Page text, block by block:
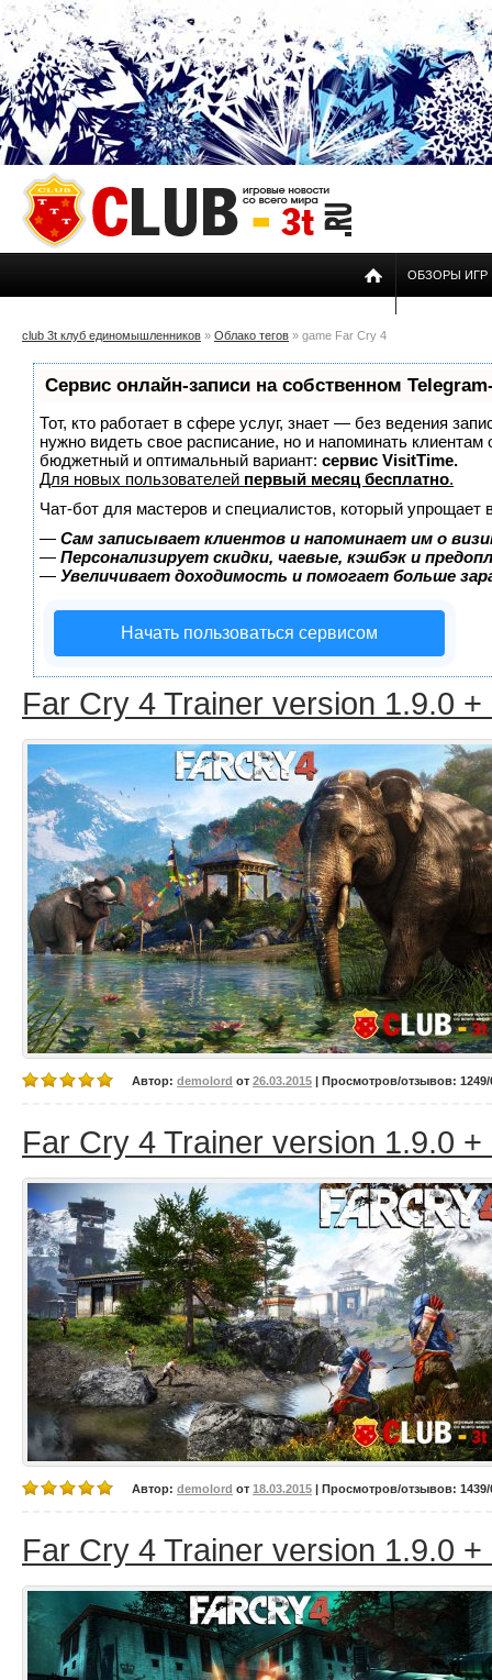
ОБЗОРЫ ИГР
club 3t клуб единомышленников » Облако тегов » game Far Cry 4
Сервис онлайн-записи на собственном
Тот, кто работает в сфере услуг, знает — без ведения
нужно видеть свое расписание, но и напоминать
бюджетный и оптимальный вариант: сервис VisitTime.
Для новых пользователей первый месяц бесплатно.
Чат-бот для мастеров и специалистов, который упрощает
— Сам записывает клиентов и напоминает им о
— Персонализирует скидки, чаевые, кэшбэк и
— Увеличивает доходимость и помогает больше
Начать пользоваться сервисом
Far Cry 4 Trainer version 1.9.0 +
Автор: demolord от 26.03.2015 | Просмотров/отзывов: 1249/
Far Cry 4 Trainer version 1.9.0 +
Автор: demolord от 18.03.2015 | Просмотров/отзывов: 1439/
Far Cry 4 Trainer version 1.9.0 +